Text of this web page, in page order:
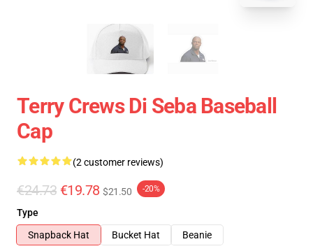
Terry Crews Di Seba Baseball
Cap
(2 customer reviews)
€24.73 €19.78 $21.50 -20%
Type
Snapback Hat
Bucket Hat
Beanie